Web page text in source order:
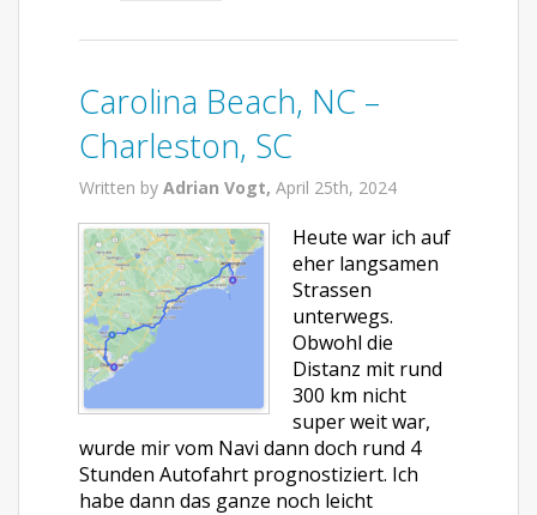
Carolina Beach, NC –
Charleston, SC
Written by Adrian Vogt, April 25th, 2024
Heute war ich auf
eher langsamen
Strassen
unterwegs.
Obwohl die
Distanz mit rund
300 km nicht
super weit war,
wurde mir vom Navi dann doch rund 4
Stunden Autofahrt prognostiziert. Ich
habe dann das ganze noch leicht